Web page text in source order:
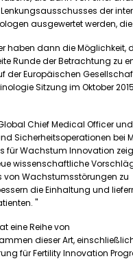
der
ausgewertet werden, die.
haben dann die Möglichkeit,
Runde der Betrachtung zu
der Europäischen
Sitzung im Oktober
Chief Medical Officer und
Sicherheitsoperationen bei
für Wachstum Innovation
wissenschaftliche
von Wachstumsstörungen zu
die Einhaltung und
"
eine Reihe von
dieser Art,
für Fertility Innovation